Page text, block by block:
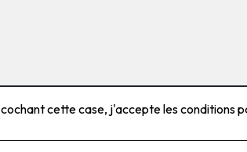
cochant cette case, j'accepte les conditions